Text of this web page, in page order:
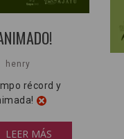
henry
récord y
LEER MÁS